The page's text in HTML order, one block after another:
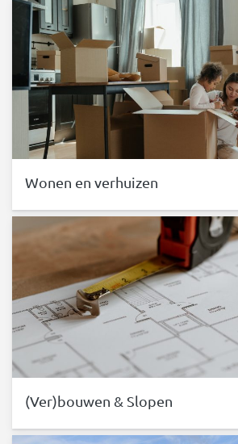
Wonen en verhuizen
(Ver)bouwen & Slopen